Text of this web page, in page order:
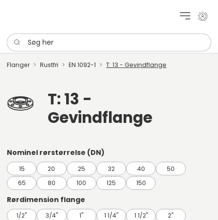
Mit
Søg her
Flanger Rustfri EN 1092-1 T: 13 - Gevindflange
T: 13 -
Gevindflange
Nominel rørstørrelse (DN)
15 20 25 32 40
50
65
80 100 125 150
Rørdimension flange
1/2" 3/4" 1" 1 1/4" 1 1/2"
2"